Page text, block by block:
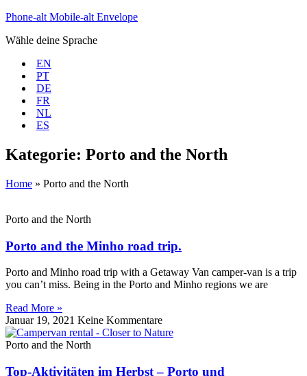
Phone-alt Mobile-alt Envelope
Wähle deine Sprache
EN
PT
DE
FR
NL
ES
Kategorie: Porto and the North
Home » Porto and the North
Porto and the North
Porto and the Minho road trip.
Porto and Minho road trip with a Getaway Van camper-van is a trip
you can’t miss. Being in the Porto and Minho regions we are
Read More »
Januar 19, 2021 Keine Kommentare
Porto and the North
Top-Aktivitäten im Herbst – Porto und